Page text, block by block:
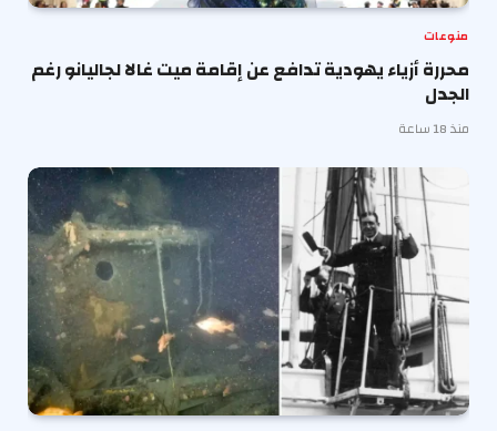
منوعات
محررة أزياء يهودية تدافع عن إقامة ميت غالا لجاليانو رغم
الجدل
منذ 18 ساعة